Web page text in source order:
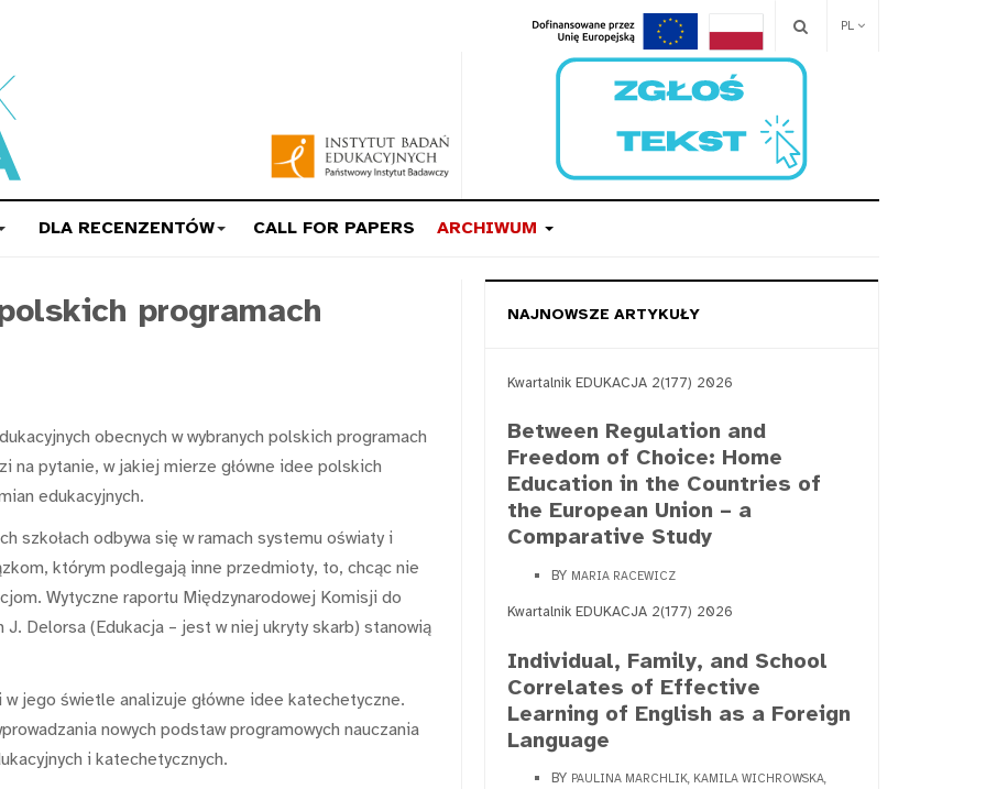
PL
DLA RECENZENTÓW CALL FOR PAPERS ARCHIWUM
programach
obecnych w wybranych polskich programach
pytanie, w jakiej mierze główne idee polskich
edukacyjnych.
szkołach odbywa się w ramach systemu oświaty i
którym podlegają inne przedmioty, to, chcąc nie
Wytyczne raportu Międzynarodowej Komisji do
Delorsa (Edukacja – jest w niej ukryty skarb) stanowią
jego świetle analizuje główne idee katechetyczne.
nowych podstaw programowych nauczania
i katechetycznych.
NAJNOWSZE ARTYKUŁY
Kwartalnik EDUKACJA 2(177) 2026
Between Regulation and
Freedom of Choice: Home
Education in the Countries of
the European Union – a
Comparative Study
BY MARIA RACEWICZ
Kwartalnik EDUKACJA 2(177) 2026
Individual, Family, and School
Correlates of Effective
Learning of English as a Foreign
Language
BY PAULINA MARCHLIK, KAMILA WICHROWSKA,